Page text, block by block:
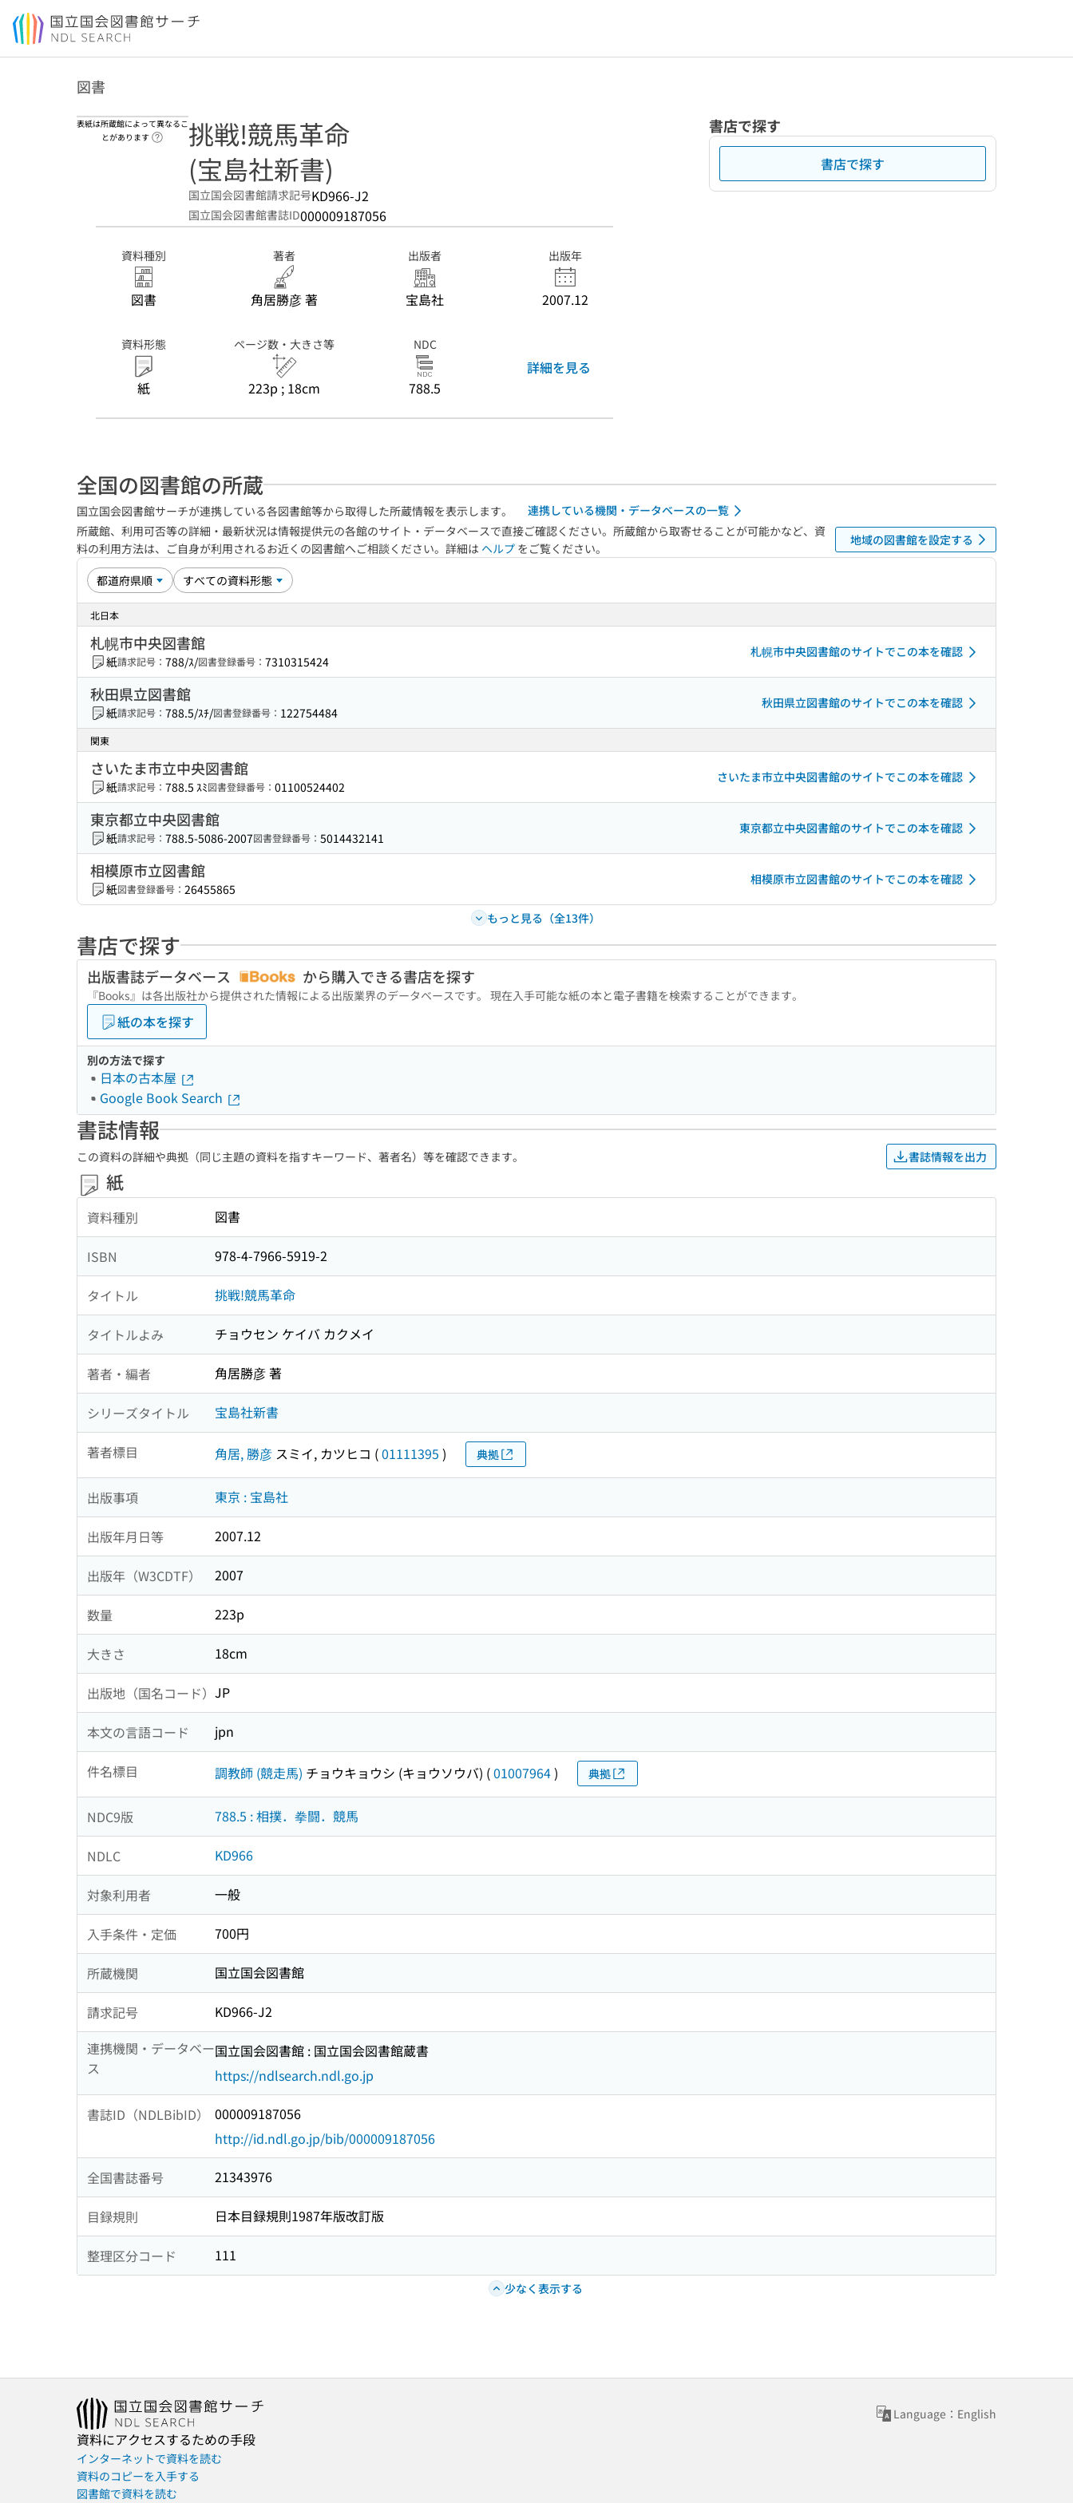
本文へ移動
図書
表紙は所蔵館によって異なるこ
とがあります
ヘルプページへのリンク
挑戦!競馬革命
(宝島社新書)
国立国会図書館請求記号KD966-J2
国立国会図書館書誌ID000009187056
資料種別
図書
著者
角居勝彦 著
出版者
宝島社
出版年
2007.12
資料形態
紙
ページ数・大きさ等
223p ; 18cm
NDC
788.5
詳細を見る
書店で探す
書店で探す
全国の図書館の所蔵
国立国会図書館サーチが連携している各図書館等から取得した所蔵情報を表示します。
連携している機関・データベースの一覧
所蔵館、利用可否等の詳細・最新状況は情報提供元の各館のサイト・データベースで直接ご確認ください。所蔵館から取寄せることが可能かなど、資
料の利用方法は、ご自身が利用されるお近くの図書館へご相談ください。詳細は ヘルプ をご覧ください。
地域の図書館を設定する
北日本
札幌市中央図書館
紙請求記号： 788/ｽ/図書登録番号： 7310315424
札幌市中央図書館のサイトでこの本を確認
秋田県立図書館
紙請求記号： 788.5/ｽﾁ/図書登録番号： 122754484
秋田県立図書館のサイトでこの本を確認
関東
さいたま市立中央図書館
紙請求記号： 788.5 ｽﾐ図書登録番号： 01100524402
さいたま市立中央図書館のサイトでこの本を確認
東京都立中央図書館
紙請求記号： 788.5-5086-2007図書登録番号： 5014432141
東京都立中央図書館のサイトでこの本を確認
相模原市立図書館
紙図書登録番号： 26455865
相模原市立図書館のサイトでこの本を確認
もっと見る（全13件）
書店で探す
出版書誌データベース から購入できる書店を探す
『Books』は各出版社から提供された情報による出版業界のデータベースです。 現在入手可能な紙の本と電子書籍を検索することができます。
紙の本を探す
別の方法で探す
日本の古本屋
Google Book Search
書誌情報
この資料の詳細や典拠（同じ主題の資料を指すキーワード、著者名）等を確認できます。 書誌情報を出力
紙
資料種別 図書
ISBN 978-4-7966-5919-2
タイトル 挑戦!競馬革命
タイトルよみ チョウセン ケイバ カクメイ
著者・編者 角居勝彦 著
シリーズタイトル 宝島社新書
著者標目 角居, 勝彦 スミイ, カツヒコ (01111395 ) 典拠
出版事項 東京 : 宝島社
出版年月日等 2007.12
出版年（W3CDTF） 2007
数量 223p
大きさ 18cm
出版地（国名コード） JP
本文の言語コード jpn
件名標目 調教師 (競走馬) チョウキョウシ (キョウソウバ) (01007964) 典拠
NDC9版 788.5 : 相撲．拳闘．競馬
NDLC KD966
対象利用者 一般
入手条件・定価 700円
所蔵機関 国立国会図書館
請求記号
KD966-J2
連携機関・データベー
ス
国立国会図書館 : 国立国会図書館蔵書
https://ndlsearch.ndl.go.jp
書誌ID（NDLBibID）
000009187056
http://id.ndl.go.jp/bib/000009187056
全国書誌番号 21343976
目録規則 日本目録規則1987年版改訂版
整理区分コード 111
少なく表示する
Language：English
資料にアクセスするための手段
インターネットで資料を読む
資料のコピーを入手する
図書館で資料を読む